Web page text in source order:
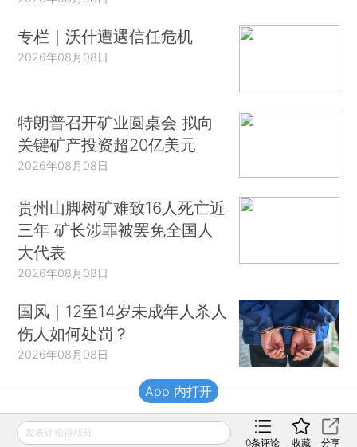
专栏｜沃什遭遇信任危机
2026年08月08日
特朗普召开矿业圆桌会 拟向
关键矿产投资超20亿美元
2026年08月08日
贵州山脚树矿难致16人死亡近
三年 矿长涉罪被罢免全国人
大代表
2026年08月08日
国风｜12至14岁未成年人杀人
伤人如何处罚？
2026年08月08日
财新移动
发表评论得积分
0条评论 收藏 分享
App 内打开